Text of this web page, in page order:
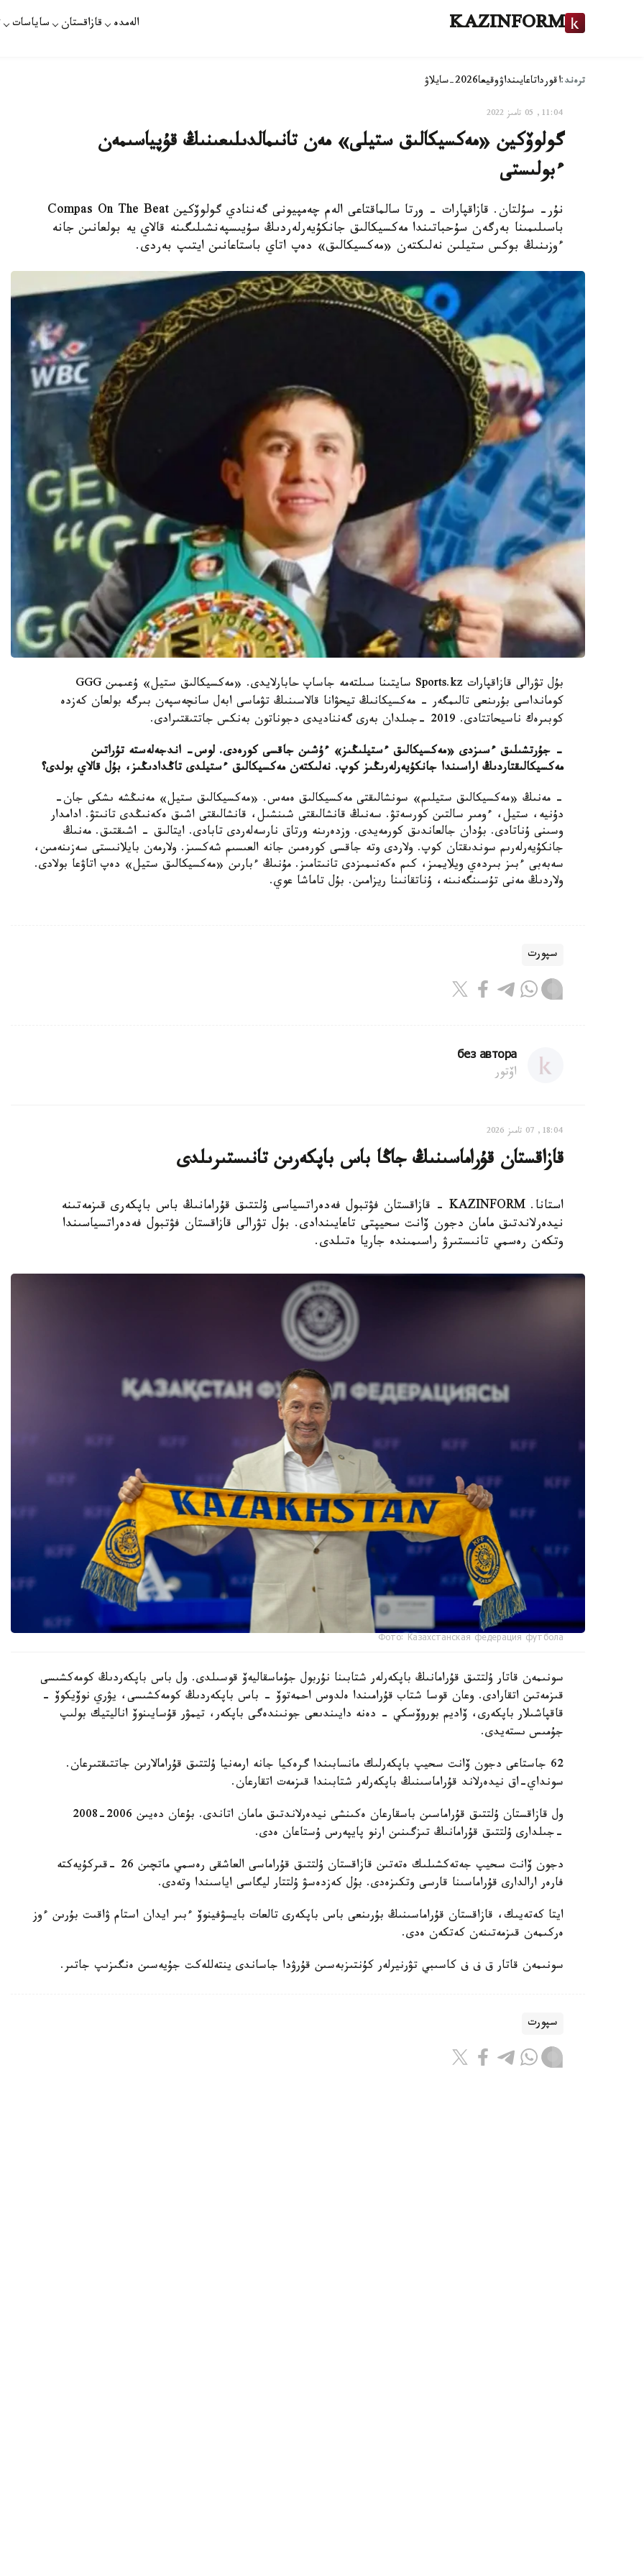
KAZINFORM الەمدە قازاقستان ساياسات
ترەند:اقورداتاعايىنداۋوقيعا2026-سايلاۋ
11:04, 05 تامىز 2022
گولوۆكين «مەكسيكالىق ستيلى» مەن تانىمالدىلىعىنىڭ قۇپياسىمەن
ءبولىستى
نۇر- سۇلتان. قازاقپارات - ورتا سالماقتاعى الەم چەمپيونى گەننادي گولوۆكين Compas On The Beat
باسىلىمىنا بەرگەن سۇحباتىندا مەكسيكالىق جانكۇيەرلەردىڭ سۇيىسپەنشىلىگىنە قالاي يە بولعانىن جانە
ءوزىنىڭ بوكس ستيلىن نەلىكتەن «مەكسيكالىق» دەپ اتاي باستاعانىن ايتىپ بەردى.
بۇل تۋرالى قازاقپارات Sports.kz سايتىنا سىلتەمە جاساپ حابارلايدى. «مەكسيكالىق ستيل» ۇعىمىن GGG
كومانداسى بۇرىنعى تالىمگەر - مەكسيكانىڭ تيحۋانا قالاسىنىڭ تۋماسى ابەل سانچەسپەن بىرگە بولعان كەزدە
كوبىرەك ناسيحاتتادى. 2019 -جىلدان بەرى گەنناديدى دجوناتون بەنكس جاتتىقتىرادى.
- جۇرتشىلىق ءسىزدى «مەكسيكالىق ءستيلىڭىز» ءۇشىن جاقسى كورەدى. لوس- اندجەلەستە تۇراتىن
مەكسيكالىقتاردىڭ اراسىندا جانكۇيەرلەرىڭىز كوپ. نەلىكتەن مەكسيكالىق ءستيلدى تاڭدادىڭىز، بۇل قالاي بولدى؟
- مەنىڭ «مەكسيكالىق ستيلىم» سونشالىقتى مەكسيكالىق ەمەس. «مەكسيكالىق ستيل» مەنىڭشە ىشكى جان-
دۇنيە، ستيل، ءومىر سالتىن كورسەتۋ. سەنىڭ قانشالىقتى شىنشىل، قانشالىقتى اشىق ەكەنىڭدى تانىتۋ. ادامدار
وسىنى ۇناتادى. بۇدان جالعاندىق كورمەيدى. وزدەرىنە ورتاق نارسەلەردى تابادى. ايتالىق - اشىقتىق. مەنىڭ
جانكۇيەرلەرىم سوندىقتان كوپ. ولاردى وتە جاقسى كورەمىن جانە العىسىم شەكسىز. ولارمەن بايلانىستى سەزىنەمىن،
سەبەبى ءبىز بىردەي ويلايمىز، كىم ەكەنىمىزدى تانىتامىز. مۇنىڭ ءبارىن «مەكسيكالىق ستيل» دەپ اتاۋعا بولادى.
ولاردىڭ مەنى تۇسىنگەنىنە، ۇناتقانىنا ريزامىن. بۇل تاماشا عوي.
سپورت
без автора
اۆتور
18:04, 07 تامىز 2026
قازاقستان قۇراماسىنىڭ جاڭا باس باپكەرىن تانىستىرىلدى
استانا. KAZINFORM - قازاقستان فۋتبول فەدەراتسياسى ۇلتتىق قۇرامانىڭ باس باپكەرى قىزمەتىنە
نيدەرلاندتىق مامان دجون ۆانت سحيپتى تاعايىندادى. بۇل تۋرالى قازاقستان فۋتبول فەدەراتسياسىندا
وتكەن رەسمي تانىستىرۋ راسىمىندە جاريا ەتىلدى.
Фото: Казахстанская федерация футбола
سونىمەن قاتار ۇلتتىق قۇرامانىڭ باپكەرلەر شتابىنا نۇربول جۇماسقاليەۆ قوسىلدى. ول باس باپكەردىڭ كومەكشىسى
قىزمەتىن اتقارادى. وعان قوسا شتاب قۇرامىندا ەلدوس احمەتوۆ - باس باپكەردىڭ كومەكشىسى، يۋري نوۆيكوۆ -
قاقپاشىلار باپكەرى، ۆاديم بوروۆسكي - دەنە دايىندىعى جونىندەگى باپكەر، تيمۋر قۇسايىنوۆ اناليتيك بولىپ
جۇمىس ىستەيدى.
62 جاستاعى دجون ۆانت سحيپ باپكەرلىك مانسابىندا گرەكيا جانە ارمەنيا ۇلتتىق قۇرامالارىن جاتتىقتىرعان.
سونداي-اق نيدەرلاند قۇراماسىنىڭ باپكەرلەر شتابىندا قىزمەت اتقارعان.
ول قازاقستان ۇلتتىق قۇراماسىن باسقارعان ەكىنشى نيدەرلاندتىق مامان اتاندى. بۇعان دەيىن 2006-2008
-جىلدارى ۇلتتىق قۇرامانىڭ تىزگىنىن ارنو پايپەرس ۇستاعان ەدى.
دجون ۆانت سحيپ جەتەكشىلىك ەتەتىن قازاقستان ۇلتتىق قۇراماسى العاشقى رەسمي ماتچىن 26 -قىركۇيەكتە
فارەر ارالدارى قۇراماسىنا قارسى وتكىزەدى. بۇل كەزدەسۋ ۇلتتار ليگاسى اياسىندا وتەدى.
ايتا كەتەيىك، قازاقستان قۇراماسىنىڭ بۇرىنعى باس باپكەرى تالعات بايسۋفينوۆ ءبىر ايدان استام ۋاقىت بۇرىن ءوز
ەركىمەن قىزمەتىنەن كەتكەن ەدى.
سونىمەن قاتار ق ف ف كاسىبي تۋرنيرلەر كۇنتىزبەسىن قۇرۋدا جاساندى ينتەللەكت جۇيەسىن ەنگىزىپ جاتىر.
سپورت